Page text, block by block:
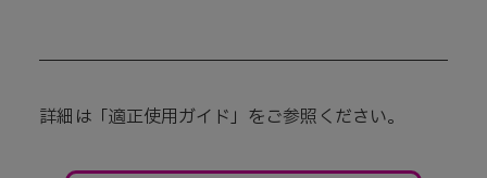
詳細は「適正使用ガイド」をご参照ください。